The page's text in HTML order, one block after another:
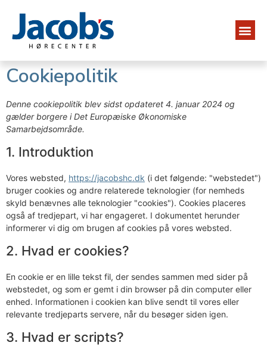
Cookiepolitik
Denne cookiepolitik blev sidst opdateret 4. januar 2024 og
gælder borgere i Det Europæiske Økonomiske
Samarbejdsområde.
1. Introduktion
Vores websted, https://jacobshc.dk (i det følgende: "webstedet")
bruger cookies og andre relaterede teknologier (for nemheds
skyld benævnes alle teknologier "cookies"). Cookies placeres
også af tredjepart, vi har engageret. I dokumentet herunder
informerer vi dig om brugen af ​​cookies på vores websted.
2. Hvad er cookies?
En cookie er en lille tekst fil, der sendes sammen med sider på
webstedet, og som er gemt i din browser på din computer eller
enhed. Informationen i cookien kan blive sendt til vores eller
relevante tredjeparts servere, når du besøger siden igen.
3. Hvad er scripts?